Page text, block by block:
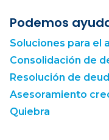
Podemos
Soluciones para el
Consolidación de
Resolución de
Asesoramiento
Quiebra